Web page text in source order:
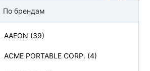
По брендам
AAEON (39)
ACME PORTABLE CORP. (4)